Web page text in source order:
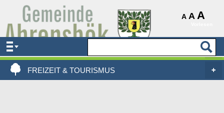
A A A
AKTUELLES & SERVICE
VERWALTUNG & POLITIK
FREIZEIT & TOURISMUS